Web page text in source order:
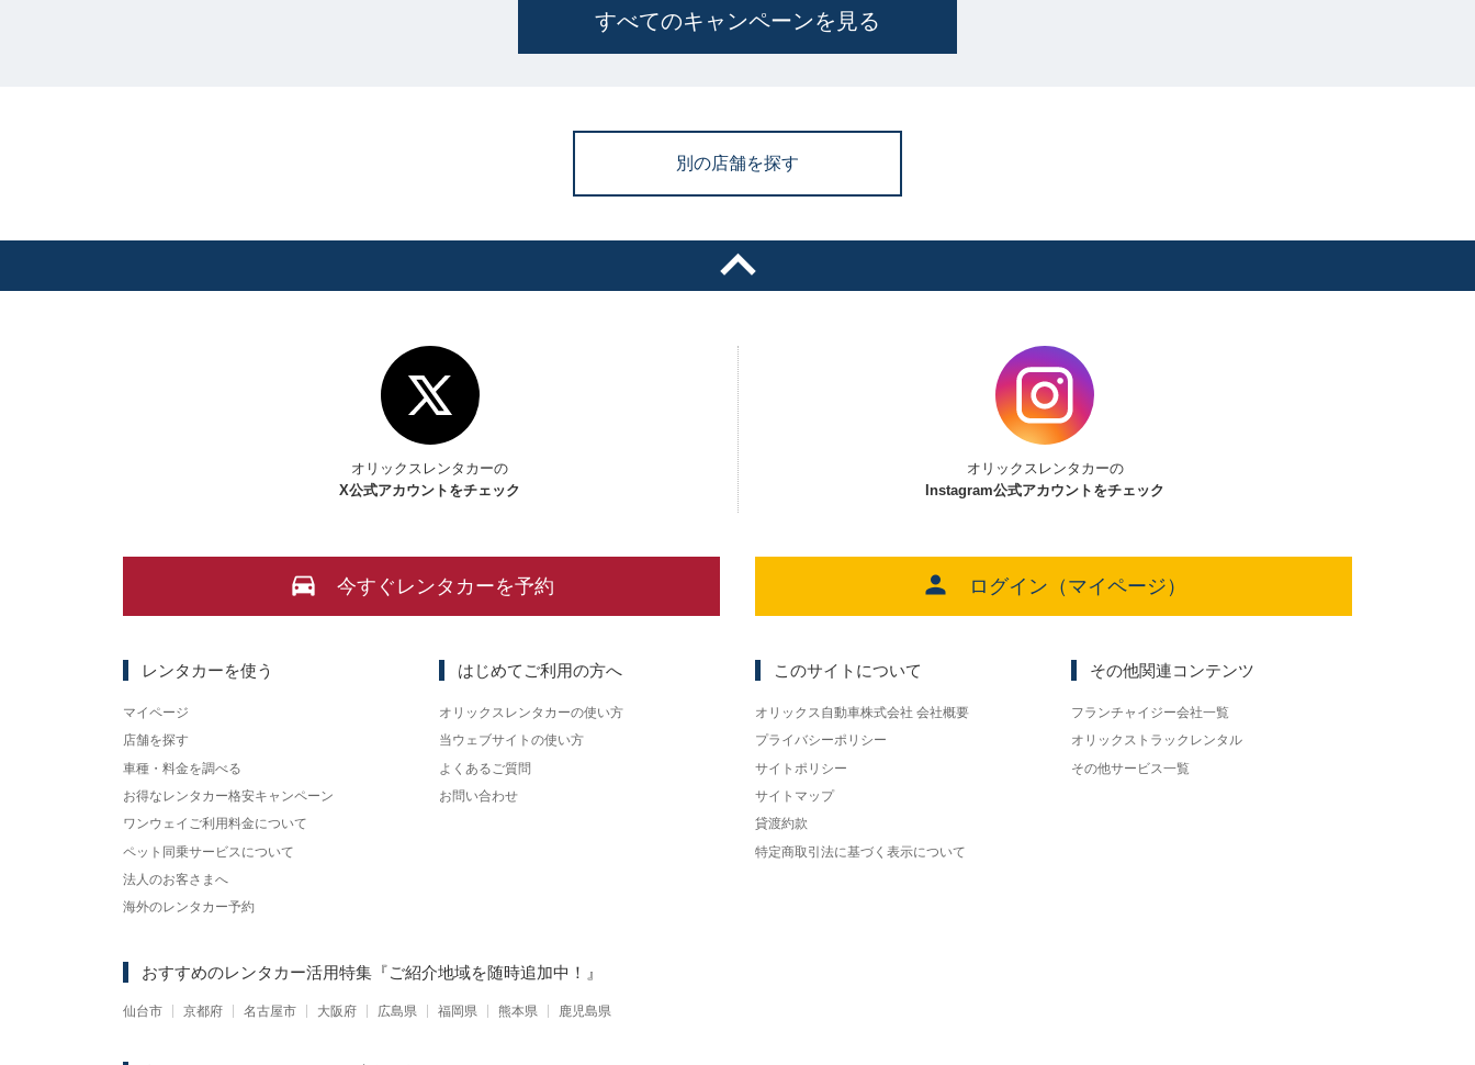
すべてのキャンペーンを見る
別の店舗を探す
オリックスレンタカーの
X公式アカウントをチェック
オリックスレンタカーの
Instagram公式アカウントをチェック
今すぐレンタカーを予約 ログイン（マイページ）
レンタカーを使う
マイページ
店舗を探す
車種・料金を調べる
お得なレンタカー格安キャンペーン
ワンウェイご利用料金について
ペット同乗サービスについて
法人のお客さまへ
海外のレンタカー予約
はじめてご利用の方へ
オリックスレンタカーの使い方
当ウェブサイトの使い方
よくあるご質問
お問い合わせ
このサイトについて
オリックス自動車株式会社 会社概要
プライバシーポリシー
サイトポリシー
サイトマップ
貸渡約款
特定商取引法に基づく表示について
その他関連コンテンツ
フランチャイジー会社一覧
オリックストラックレンタル
その他サービス一覧
おすすめのレンタカー活用特集 『ご紹介地域を随時追加中！』
仙台市 京都府 名古屋市 大阪府 広島県 福岡県 熊本県 鹿児島県